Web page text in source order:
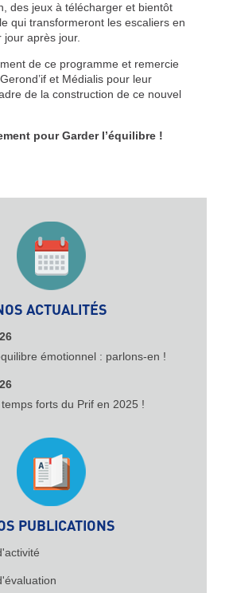
des jeux à télécharger et bientôt
qui transformeront les escaliers en
jour après jour.
de ce programme et remercie
et Médialis pour leur
de la construction de ce nouvel
pour Garder l’équilibre !
ACTUALITÉS
émotionnel : parlons-en !
forts du Prif en 2025 !
PUBLICATIONS